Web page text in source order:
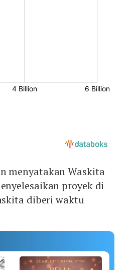
menyatakan Waskita
proyek di
diberi waktu